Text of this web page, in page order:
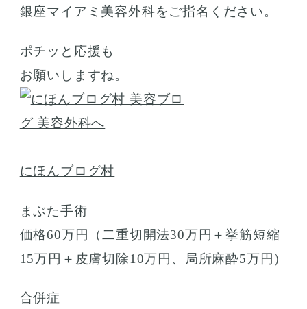
銀座マイアミ美容外科をご指名ください。
ポチッと応援も
お願いしますね。
にほんブログ村
まぶた手術
価格60万円（二重切開法30万円＋挙筋短縮
15万円＋皮膚切除10万円、局所麻酔5万円）
合併症